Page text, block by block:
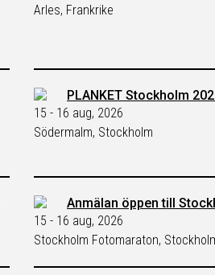
Arles, Frankrike
PLANKET Stockholm
15 - 16 aug, 2026
Södermalm, Stockholm
Anmälan öppen till
15 - 16 aug, 2026
Stockholm Fotomaraton,